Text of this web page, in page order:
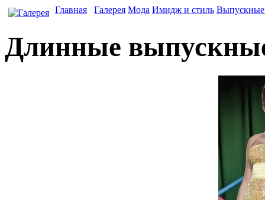
Главная Галерея Мода Имидж и стиль Выпускные
Длинные